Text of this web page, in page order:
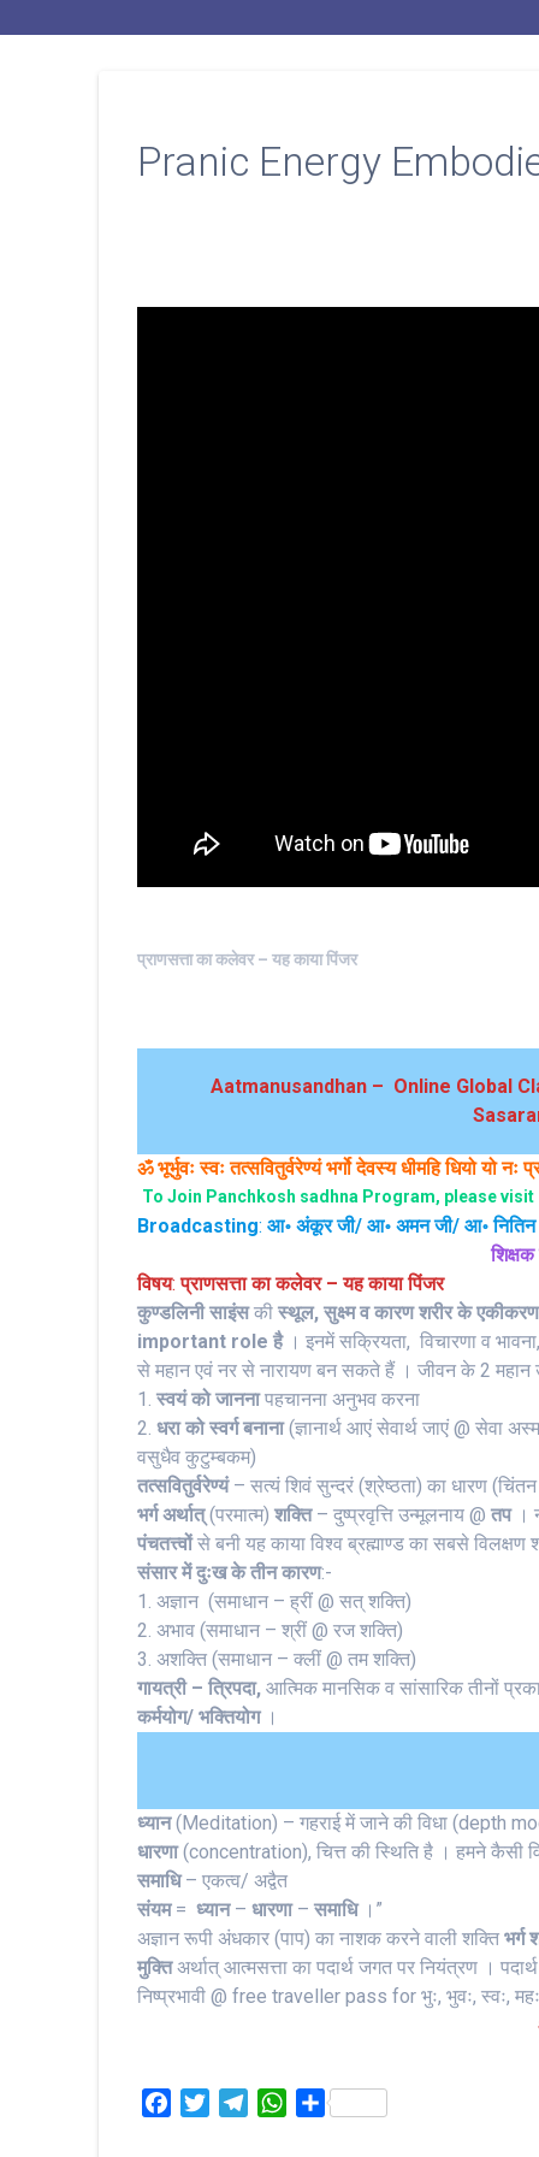
Pranic Energy
प्राणसत्ता का कलेवर – यह काया पिंजर
Aatmanusandhan – Online Global
ॐ भूर्भुवः स्‍वः तत्‍सवितुर्वरेण्‍यं भर्गो देवस्य धीमहि धियो यो नः
To Join Panchkosh sadhna Program, please visit
Broadcasting:आ॰ अंकूर जी/ आ॰ अमन जी/ आ॰ नितिन
विषय:प्राणसत्ता का कलेवर – यह काया पिंजर
कुण्डलिनी साइंसकी स्थूल, सुक्ष्म व कारण शरीर के एकीकरण
important role है। इनमें सक्रियता, विचारणा व भावना,
से महान एवं नर से नारायण बन सकते हैं । जीवन के 2 महान
1.स्वयं को जाननापहचानना अनुभव करना
2.धरा को स्वर्ग बनाना(ज्ञानार्थ आएं सेवार्थ जाएं @ सेवा
वसुधैव कुटुम्बकम)
तत्सवितुर्वरेण्यं– सत्यं शिवं सुन्दरं (श्रेष्ठता) का धारण
भर्ग अर्थात्(परमात्म)शक्ति– दुष्प्रवृत्ति उन्मूलनाय @तप।
पंचतत्त्वोंसे बनी यह काया विश्व ब्रह्माण्ड का सबसे विलक्षण
संसार में दुःख के तीन कारण:-
1. अज्ञान (समाधान – ह्रीं @ सत् शक्ति)
2. अभाव (समाधान – श्रीं @ रज शक्ति)
3. अशक्ति (समाधान – क्लीं @ तम शक्ति)
गायत्री – त्रिपदा, आत्मिक मानसिक व सांसारिक तीनों
कर्मयोग/ भक्तियोग।
ध्यान(Meditation) – गहराई में जाने की विधा (depth
धारणा(concentration), चित्त की स्थिति है । हमने कैसी
समाधि– एकत्व/ अद्वैत
संयम=ध्यान–धारणा–समाधि।”
अज्ञान रूपी अंधकार (पाप) का नाशक करने वाली शक्तिभर्ग
मुक्तिअर्थात् आत्मसत्ता का पदार्थ जगत पर नियंत्रण ।
निष्प्रभावी @ free traveller pass for भुः, भुवः, स्वः,
W
S